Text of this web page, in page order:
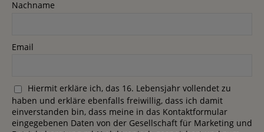
Nachname
Email
Hiermit erkläre ich, das 16. Lebensjahr vollendet zu
haben und erkläre ebenfalls freiwillig, dass ich damit
einverstanden bin, dass meine in das Kontaktformular
eingegebenen Daten von der Gesellschaft für Marketing und